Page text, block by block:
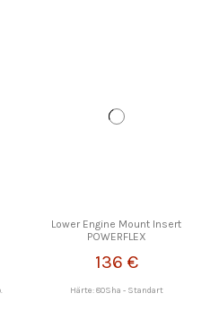
Lower Engine Mount Insert
POWERFLEX
136 €
Härte: 80Sha - Standart